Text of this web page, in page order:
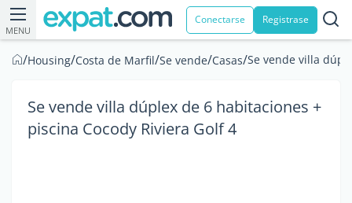
MENU
Conectarse Registrase
/Housing/Costa de Marfil/Se vende/Casas/Se vende villa
Se vende villa dúplex de 6 habitaciones +
piscina Cocody Riviera Golf 4